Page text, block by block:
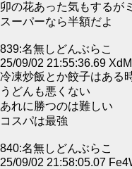
卯の花あった気もするが
スーパーなら半額だよ
839:名無しどんぶらこ
25/09/02 21:55:36.69
冷凍炒飯とか餃子はある
うどんも悪くない
あれに勝つのは難しい
コスパは最強
840:名無しどんぶらこ
25/09/02 21:58:05.07